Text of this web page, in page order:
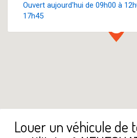
Ouvert aujourd'hui de 09h00 à
17h45
Louer un véhicule de